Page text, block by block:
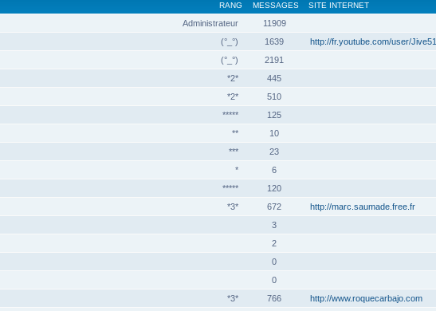
RANG MESSAGES SITE INTERNET
Administrateur 11909
(°_°)
1639 http://fr.youtube.com/user/Jive51
(°_°)
2191
*2*
445
*2*
510
*****
125
**
10
***
23
*
6
*****
120
*3*
672 http://marc.saumade.free.fr
3
2
0
0
*3*
766 http://www.roquecarbajo.com